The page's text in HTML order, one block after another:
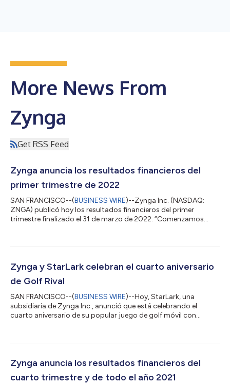
More News From
Zynga
Get RSS Feed
Zynga anuncia los resultados financieros del
primer trimestre de 2022
SAN FRANCISCO--(BUSINESS WIRE)--Zynga Inc. (NASDAQ:
ZNGA) publicó hoy los resultados financieros del primer
trimestre finalizado el 31 de marzo de 2022. “Comenzamos
en el primer trimestre liderados por nuestra cartera hiper-
través de la ejecución continua en todos los aspectos de
nuestra estrategia de crecimiento pluri...
Zynga y StarLark celebran el cuarto aniversario
de Golf Rival
SAN FRANCISCO--(BUSINESS WIRE)--Hoy, StarLark, una
subsidiaria de Zynga Inc., anunció que está celebrando el
cuarto aniversario de su popular juego de golf móvil con
crecimiento del título, StarLark comparte hitos importantes de
de cuatro años Golf Rival ofrece a los entusiastas del golf
móviles de todo el mund...
Zynga anuncia los resultados financieros del
cuarto trimestre y de todo el año 2021